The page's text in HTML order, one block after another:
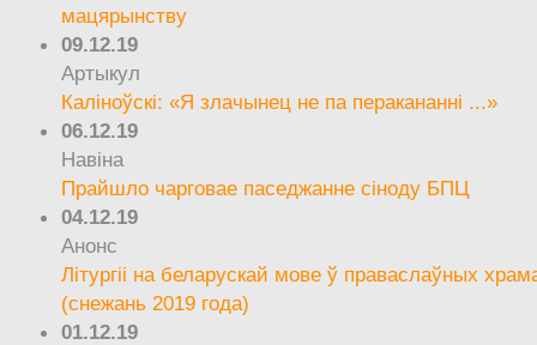
мацярынству
09.12.19
Артыкул
Каліноўскі: «Я злачынец не па перакананні ...»
06.12.19
Навіна
Прайшло чарговае паседжанне сіноду БПЦ
04.12.19
Анонс
Літургіі на беларускай мове ў праваслаўных
(снежань 2019 года)
01.12.19